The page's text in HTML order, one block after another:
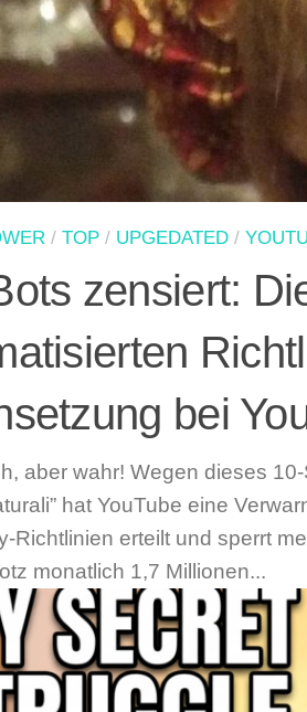
/ TOP / UPGEDATED /
zensiert:
bei
aber wahr! Wegen dieses
hat YouTube eine
Richtlinien erteilt und sperrt
monatlich 1,7 Millionen...